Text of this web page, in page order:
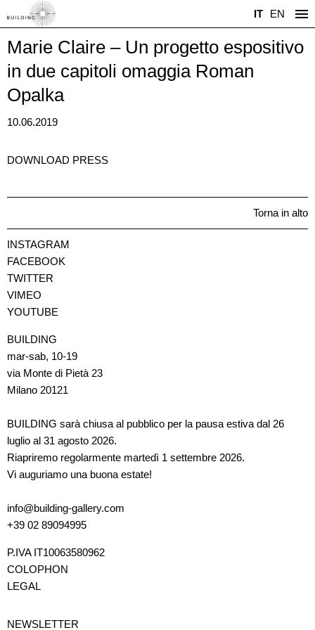
IT EN
Marie Claire – Un progetto espositivo
in due capitoli omaggia Roman
Opalka
10.06.2019
DOWNLOAD PRESS
Torna in alto
INSTAGRAM
FACEBOOK
TWITTER
VIMEO
YOUTUBE
BUILDING
mar-sab, 10-19
via Monte di Pietà 23
Milano 20121
BUILDING sarà chiusa al pubblico per la pausa estiva dal 26
luglio al 31 agosto 2026.
Riapriremo regolarmente martedì 1 settembre 2026.
Vi auguriamo una buona estate!
info@building-gallery.com
+39 02 89094995
P.IVA IT10063580962
COLOPHON
LEGAL
NEWSLETTER